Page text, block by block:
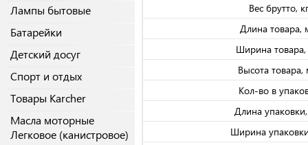
Лампы бытовые
Батарейки
Детский досуг
Спорт и отдых
Товары Karcher
Масла моторные
Легковое (канистровое)
Вес брутто, кг
Длина товара,
Ширина
Высота
Кол-во в
Длина
Ширина